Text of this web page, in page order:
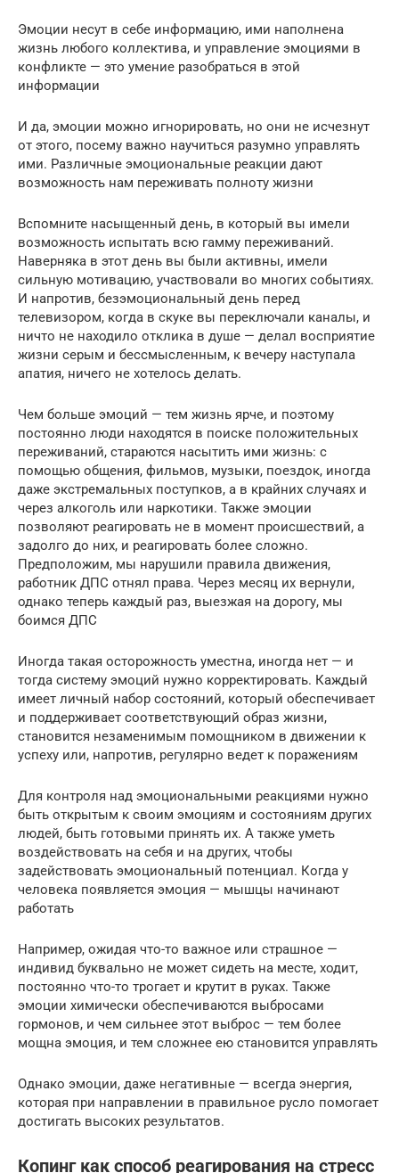
Эмоции несут в себе информацию, ими наполнена
жизнь любого коллектива, и управление эмоциями в
конфликте — это умение разобраться в этой
информации
И да, эмоции можно игнорировать, но они не исчезнут
от этого, посему важно научиться разумно управлять
ими. Различные эмоциональные реакции дают
возможность нам переживать полноту жизни
Вспомните насыщенный день, в который вы имели
возможность испытать всю гамму переживаний.
Наверняка в этот день вы были активны, имели
сильную мотивацию, участвовали во многих событиях.
И напротив, безэмоциональный день перед
телевизором, когда в скуке вы переключали каналы, и
ничто не находило отклика в душе — делал восприятие
жизни серым и бессмысленным, к вечеру наступала
апатия, ничего не хотелось делать.
Чем больше эмоций — тем жизнь ярче, и поэтому
постоянно люди находятся в поиске положительных
переживаний, стараются насытить ими жизнь: с
помощью общения, фильмов, музыки, поездок, иногда
даже экстремальных поступков, а в крайних случаях и
через алкоголь или наркотики. Также эмоции
позволяют реагировать не в момент происшествий, а
задолго до них, и реагировать более сложно.
Предположим, мы нарушили правила движения,
работник ДПС отнял права. Через месяц их вернули,
однако теперь каждый раз, выезжая на дорогу, мы
боимся ДПС
Иногда такая осторожность уместна, иногда нет — и
тогда систему эмоций нужно корректировать. Каждый
имеет личный набор состояний, который обеспечивает
и поддерживает соответствующий образ жизни,
становится незаменимым помощником в движении к
успеху или, напротив, регулярно ведет к поражениям
Для контроля над эмоциональными реакциями нужно
быть открытым к своим эмоциям и состояниям других
людей, быть готовыми принять их. А также уметь
воздействовать на себя и на других, чтобы
задействовать эмоциональный потенциал. Когда у
человека появляется эмоция — мышцы начинают
работать
Например, ожидая что-то важное или страшное —
индивид буквально не может сидеть на месте, ходит,
постоянно что-то трогает и крутит в руках. Также
эмоции химически обеспечиваются выбросами
гормонов, и чем сильнее этот выброс — тем более
мощна эмоция, и тем сложнее ею становится управлять
Однако эмоции, даже негативные — всегда энергия,
которая при направлении в правильное русло помогает
достигать высоких результатов.
Копинг как способ реагирования на стресс